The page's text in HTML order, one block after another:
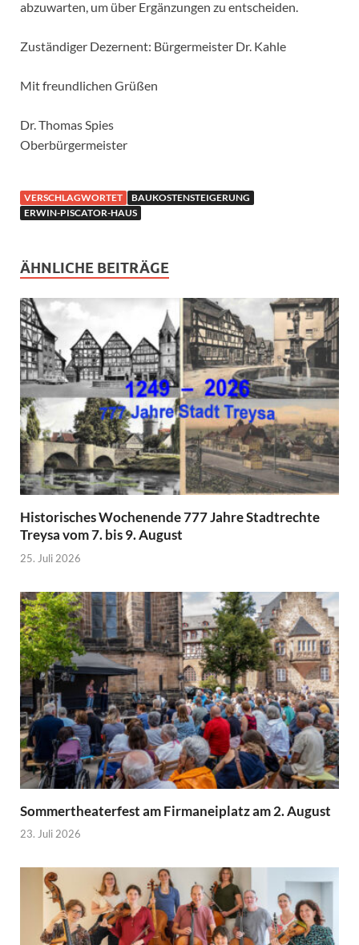
abzuwarten, um über Ergänzungen zu entscheiden.
Zuständiger Dezernent: Bürgermeister Dr. Kahle
Mit freundlichen Grüßen
Dr. Thomas Spies
Oberbürgermeister
VERSCHLAGWORTET
BAUKOSTENSTEIGERUNG
ERWIN-PISCATOR-HAUS
ÄHNLICHE BEITRÄGE
Historisches Wochenende 777 Jahre Stadtrechte
Treysa vom 7. bis 9. August
25. Juli 2026
Sommertheaterfest am Firmaneiplatz am 2. August
23. Juli 2026